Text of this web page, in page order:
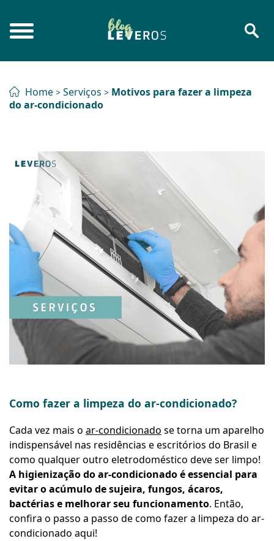
Home > Serviços > Motivos para fazer a limpeza
do ar-condicionado
Como fazer a limpeza do ar-condicionado?
Cada vez mais o ar-condicionado se torna um aparelho
indispensável nas residências e escritórios do Brasil e
como qualquer outro eletrodoméstico deve ser limpo!
A higienização do ar-condicionado é essencial para
evitar o acúmulo de sujeira, fungos, ácaros,
bactérias e melhorar seu funcionamento. Então,
confira o passo a passo de como fazer a limpeza do ar-
condicionado aqui!